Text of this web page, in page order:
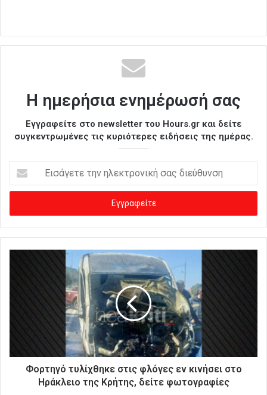
Η ημερήσια ενημέρωσή σας
Εγγραφείτε στο newsletter του Hours.gr και δείτε
συγκεντρωμένες τις κυριότερες ειδήσεις της ημέρας.
σ
γ
ε
τ
Φορτηγό τυλίχθηκε στις φλόγες εν κινήσει στο
Ηράκλειο της Κρήτης, δείτε φωτογραφίες